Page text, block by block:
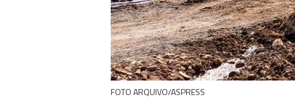
FOTO ARQUIVO/ASPRESS